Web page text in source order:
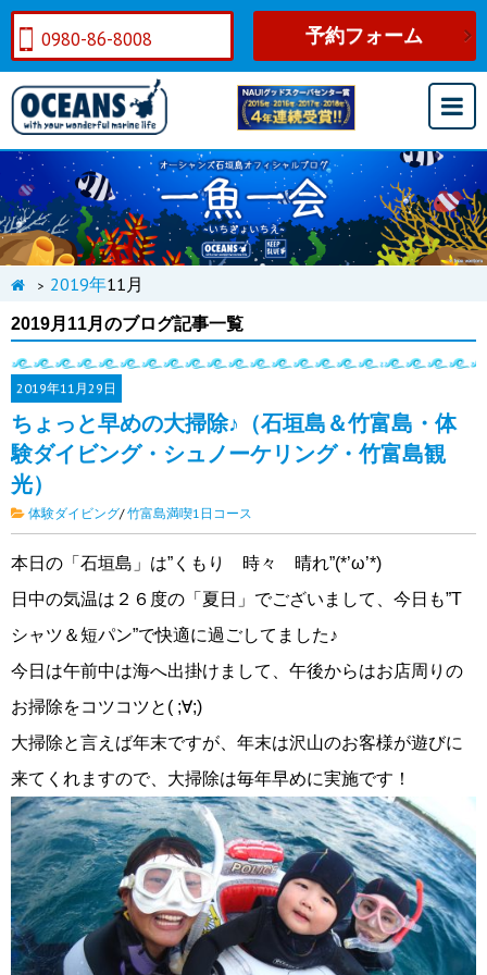
0980-86-8008 予約フォーム
> 2019年11月
2019月11月のブログ記事一覧
2019年11月29日
ちょっと早めの大掃除♪（石垣島＆竹富島・体
験ダイビング・シュノーケリング・竹富島観
光）
体験ダイビング/ 竹富島満喫1日コース
本日の「石垣島」は”くもり 時々 晴れ”(*’ω’*)
日中の気温は２６度の「夏日」でございまして、今日も”T
シャツ＆短パン”で快適に過ごしてました♪
今日は午前中は海へ出掛けまして、午後からはお店周りの
お掃除をコツコツと( ;∀;)
大掃除と言えば年末ですが、年末は沢山のお客様が遊びに
来てくれますので、大掃除は毎年早めに実施です！